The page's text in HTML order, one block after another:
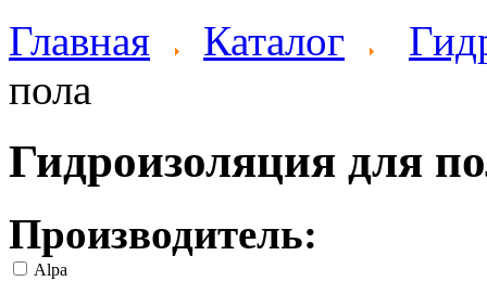
Главная Каталог
пола
Гидроизоляция для
Производитель:
Alpa